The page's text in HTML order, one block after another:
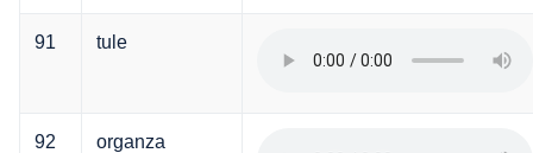
91 tule
92 organza